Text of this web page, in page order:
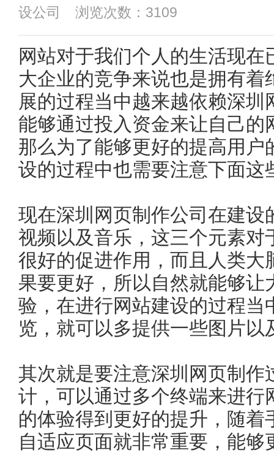
设公司
浏览次数：3109
网站对于我们个人的生活现
大企业的竞争来说也是拥有
展的过程当中越来越依赖深
能够通过投入资金来让自己
那么为了能够更好的提高用
设的过程中也需要注意下面这
现在深圳网页制作公司在建
视频以及音乐，这三个元素
很好的促进作用，而且人类
果要更好，所以自然就能够
验，在进行网站建设的过程
览，就可以多提供一些图片以
其次就是要注意深圳网页制作
计，可以通过多个终端来进
的体验得到更好的提升，随
自适应页面就非常重要，能